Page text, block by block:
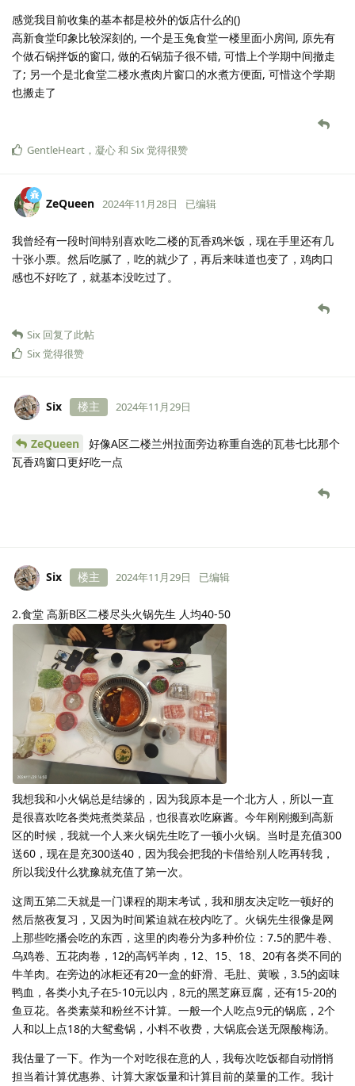
感觉我目前收集的基本都是校外的饭店什么的()
高新食堂印象比较深刻的, 一个是玉兔食堂一楼里面小房间, 原先有
个做石锅拌饭的窗口, 做的石锅茄子很不错, 可惜上个学期中间撤走
了; 另一个是北食堂二楼水煮肉片窗口的水煮方便面, 可惜这个学期
也搬走了
GentleHeart ， 凝心和 Six觉得很赞
ZeQueen 2024年11月28日 已编辑
我曾经有一段时间特别喜欢吃二楼的瓦香鸡米饭，现在手里还有几
十张小票。然后吃腻了，吃的就少了，再后来味道也变了，鸡肉口
感也不好吃了，就基本没吃过了。
Six 回复了此帖
Six觉得很赞
Six 楼主 2024年11月29日
ZeQueen
好像A区二楼兰州拉面旁边称重自选的瓦巷七比那个
瓦香鸡窗口更好吃一点
Six 楼主 2024年11月29日 已编辑
2.食堂 高新B区二楼尽头火锅先生 人均40-50
我想我和小火锅总是结缘的，因为我原本是一个北方人，所以一直
是很喜欢吃各类炖煮类菜品，也很喜欢吃麻酱。今年刚刚搬到高新
区的时候，我就一个人来火锅先生吃了一顿小火锅。当时是充值300
送60，现在是充300送40，因为我会把我的卡借给别人吃再转我，
所以我没什么犹豫就充值了第一次。
这周五第二天就是一门课程的期末考试，我和朋友决定吃一顿好的
然后熬夜复习，又因为时间紧迫就在校内吃了。火锅先生很像是网
上那些吃播会吃的东西，这里的肉卷分为多种价位：7.5的肥牛卷、
乌鸡卷、五花肉卷，12的高钙羊肉，12、15、18、20有各类不同的
牛羊肉。在旁边的冰柜还有20一盒的虾滑、毛肚、黄喉，3.5的卤味
鸭血，各类小丸子在5-10元以内，8元的黑芝麻豆腐，还有15-20的
鱼豆花。各类素菜和粉丝不计算。一般一个人吃点9元的锅底，2个
人和以上点18的大鸳鸯锅，小料不收费，大锅底会送无限酸梅汤。
我估量了一下。作为一个对吃很在意的人，我每次吃饭都自动悄悄
担当着计算优惠券、计算大家饭量和计算目前的菜量的工作。我计